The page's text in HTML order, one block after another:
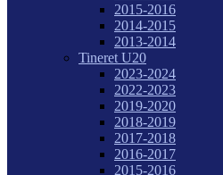
2015-2016
2014-2015
2013-2014
Tineret U20
2023-2024
2022-2023
2019-2020
2018-2019
2017-2018
2016-2017
2015-2016